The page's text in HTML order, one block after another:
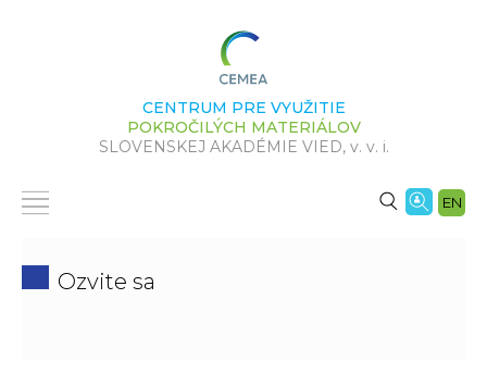
CENTRUM PRE VYUŽITIE
POKROČILÝCH MATERIÁLOV
SLOVENSKEJ AKADÉMIE VIED, v. v. i.
EN
Ozvite sa